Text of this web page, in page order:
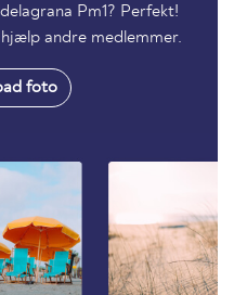
Pm1? Perfekt!
andre medlemmer.
foto